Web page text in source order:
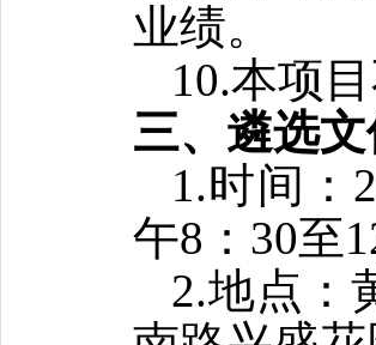
业绩。
10.本项
三、遴选
1.时间：
午8：30至
2.地点：